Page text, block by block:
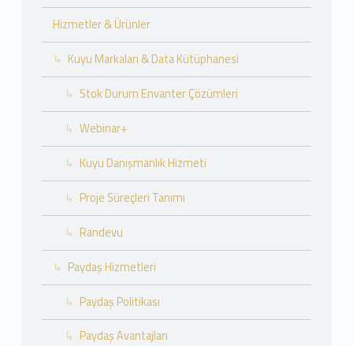
Hizmetler & Ürünler
Kuyu Markaları & Data Kütüphanesi
Stok Durum Envanter Çözümleri
Webinar+
Kuyu Danışmanlık Hizmeti
Proje Süreçleri Tanımı
Randevu
Paydaş Hizmetleri
Paydaş Politikası
Paydaş Avantajları